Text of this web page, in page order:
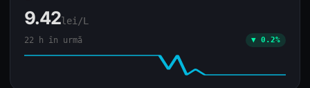
9.42lei/L
22 h în urmă ▼ 0.2%